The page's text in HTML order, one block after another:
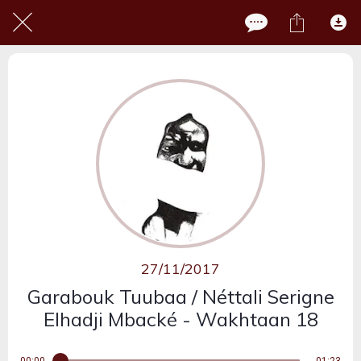
27/11/2017
Garabouk Tuubaa / Néttali Serigne
Elhadji Mbacké - Wakhtaan 18